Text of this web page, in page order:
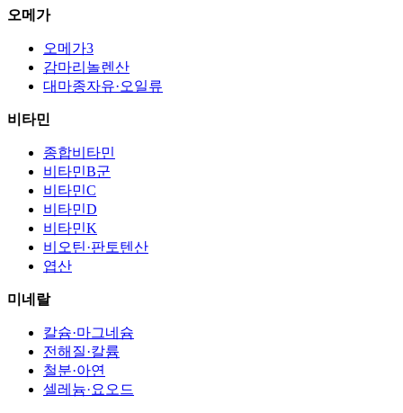
오메가
오메가3
감마리놀렌산
대마종자유·오일류
비타민
종합비타민
비타민B군
비타민C
비타민D
비타민K
비오틴·판토텐산
엽산
미네랄
칼슘·마그네슘
전해질·칼륨
철분·아연
셀레늄·요오드